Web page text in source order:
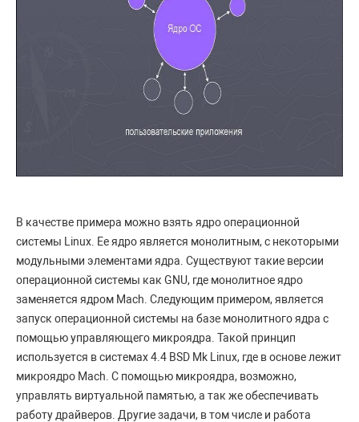
В качестве примера можно взять ядро операционной
системы Linux. Ее ядро является монолитным, с некоторыми
модульными элементами ядра. Существуют такие версии
операционной системы как GNU, где монолитное ядро
заменяется ядром Mach. Следующим примером, является
запуск операционной системы на базе монолитного ядра с
помощью управляющего микроядра. Такой принцип
используется в системах 4.4 BSD Mk Linux, где в основе лежит
микроядро Mach. С помощью микроядра, возможно,
управлять виртуальной памятью, а так же обеспечивать
работу драйверов. Другие задачи, в том числе и работа